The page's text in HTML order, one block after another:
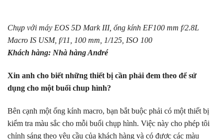
Chụp với máy EOS 5D Mark III, ống kính EF100 mm f/2.8L
Macro IS USM, f/11, 100 mm, 1/125, ISO 100
Khách hàng: Nhà hàng André
Xin anh cho biết những thiết bị cần phải đem theo để sử
dụng cho một buổi chup hình?
Bên cạnh một ống kính macro, bạn bắt buộc phải có một thiết bị
kiểm tra màu sắc cho mỗi buổi chụp hình. Việc này cho phép tôi
chỉnh sáng theo yêu cầu của khách hàng và có được các màu